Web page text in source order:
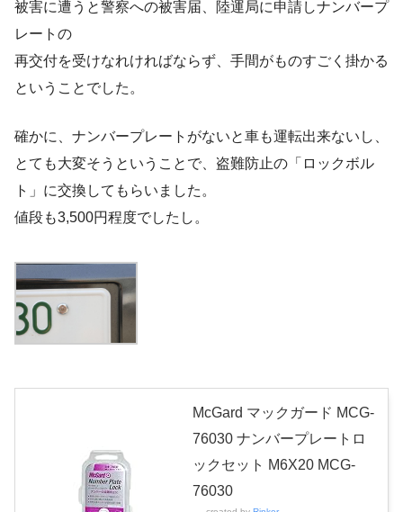
被害に遭うと警察への被害届、陸運局に申請しナンバープ
レートの
再交付を受けなれければならず、手間がものすごく掛かる
ということでした。
確かに、ナンバープレートがないと車も運転出来ないし、
とても大変そうということで、盗難防止の「ロックボル
ト」に交換してもらいました。
値段も3,500円程度でしたし。
McGard マックガード MCG-
76030 ナンバープレートロ
ックセット M6X20 MCG-
76030